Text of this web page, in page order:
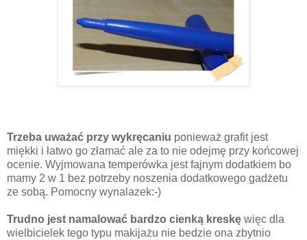
Trzeba uważać przy wykręcaniu ponieważ grafit jest
miękki i łatwo go złamać ale za to nie odejmę przy końcowej
ocenie. Wyjmowana temperówka jest fajnym dodatkiem bo
mamy 2 w 1 bez potrzeby noszenia dodatkowego gadżetu
ze sobą. Pomocny wynalazek:-)
Trudno jest namalować bardzo cienką kreskę więc dla
wielbicielek tego typu makijażu nie bedzie ona zbytnio